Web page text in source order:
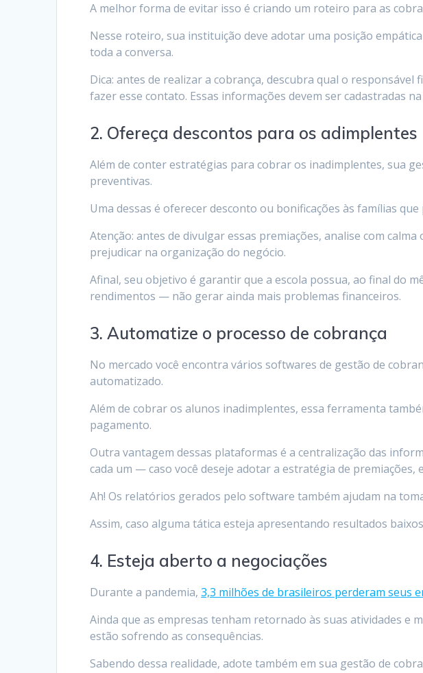
A melhor forma de evitar isso é criando um roteiro para as
Nesse roteiro, sua instituição deve adotar uma posição
toda a conversa.
Dica: antes de realizar a cobrança, descubra qual o
fazer esse contato. Essas informações devem ser cadastradas
2. Ofereça descontos para os adimplentes
Além de conter estratégias para cobrar os inadimplentes, sua
preventivas.
Uma dessas é oferecer desconto ou bonificações às famílias
Atenção: antes de divulgar essas premiações, analise com
prejudicar na organização do negócio.
Afinal, seu objetivo é garantir que a escola possua, ao final do
rendimentos — não gerar ainda mais problemas financeiros.
3. Automatize o processo de cobrança
No mercado você encontra vários softwares de gestão de
automatizado.
Além de cobrar os alunos inadimplentes, essa ferramenta
pagamento.
Outra vantagem dessas plataformas é a centralização das
cada um — caso você deseje adotar a estratégia de
Ah! Os relatórios gerados pelo software também ajudam na
Assim, caso alguma tática esteja apresentando resultados
4. Esteja aberto a negociações
Durante a pandemia,3,3 milhões de brasileiros perderam seus
Ainda que as empresas tenham retornado às suas atividades e
estão sofrendo as consequências.
Sabendo dessa realidade, adote também em sua gestão de